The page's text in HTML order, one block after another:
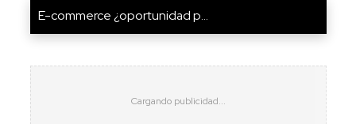
E-commerce ¿oportunidad p...